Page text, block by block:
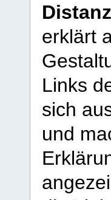
erklärt
Links
sich
und